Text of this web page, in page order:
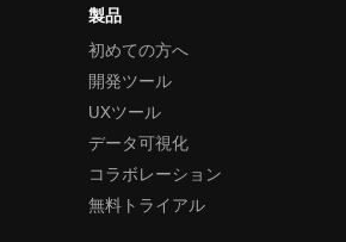
製品
初めての方へ
開発ツール
UXツール
データ可視化
コラボレーション
無料トライアル